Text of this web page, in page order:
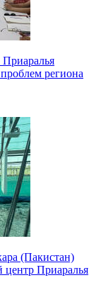
региона
(Пакистан)
Приаралья